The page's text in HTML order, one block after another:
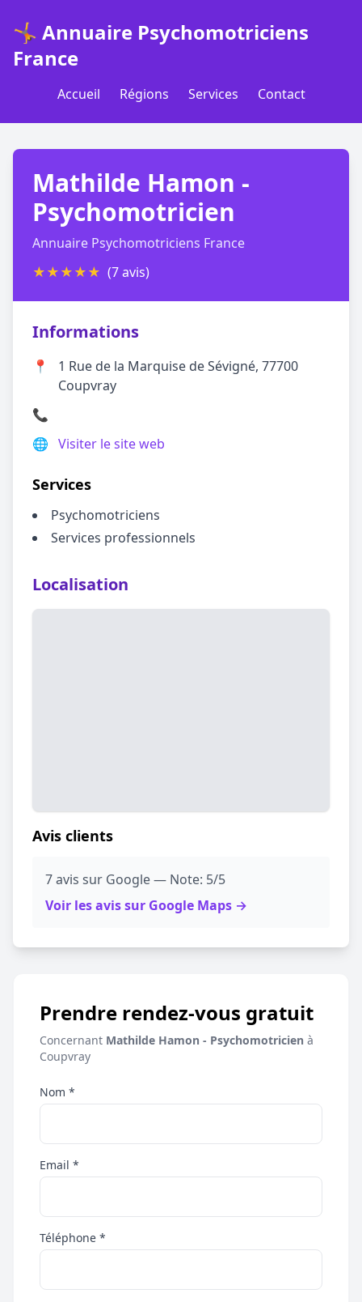
🤸 Annuaire Psychomotriciens
France
Accueil Régions Services Contact
Mathilde Hamon -
Psychomotricien
Annuaire Psychomotriciens France
★★★★★ (7 avis)
Informations
📍
1 Rue de la Marquise de Sévigné, 77700
Coupvray
📞
🌐 Visiter le site web
Services
Psychomotriciens
Services professionnels
Localisation
Avis clients
7 avis sur Google — Note: 5/5
Voir les avis sur Google Maps →
Prendre rendez-vous gratuit
Concernant Mathilde Hamon - Psychomotricien à
Coupvray
Nom *
Email *
Téléphone *